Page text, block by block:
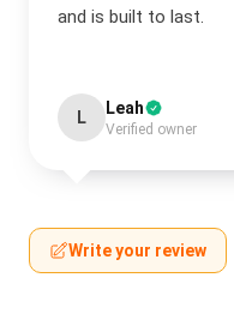
and is built to last.
L Leah
Verified owner
Write your review